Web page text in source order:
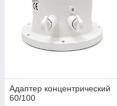
Адаптер концентрический
60/100